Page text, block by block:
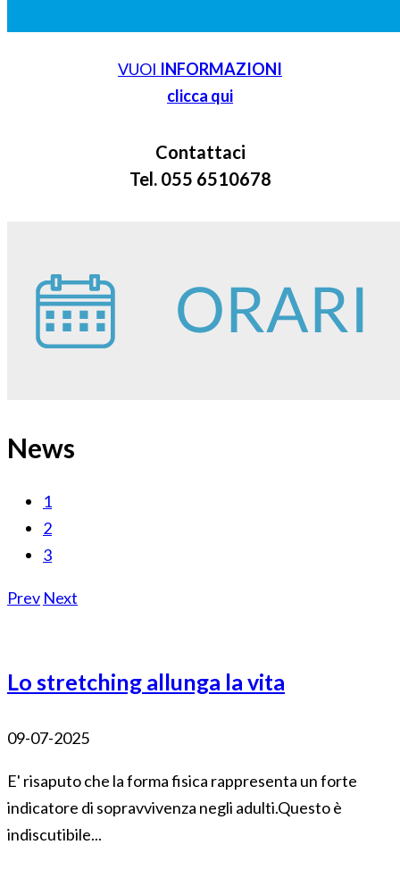
VUOI INFORMAZIONI
clicca qui
Contattaci
Tel. 055 6510678
News
1
2
3
Prev Next
Lo stretching allunga la vita
09-07-2025
E' risaputo che la forma fisica rappresenta un forte
indicatore di sopravvivenza negli adulti.Questo è
indiscutibile...